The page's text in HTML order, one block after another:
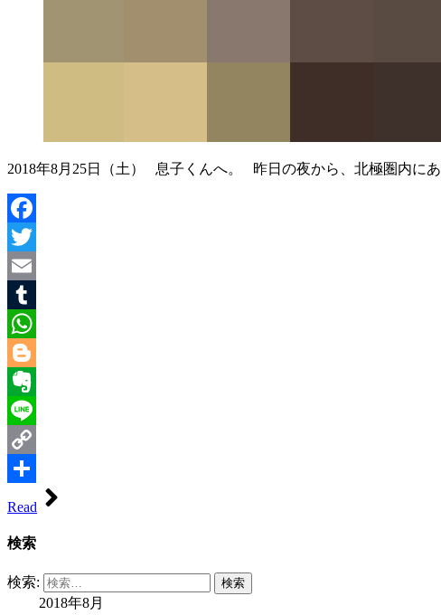
2018年8月25日（土） 息子くんへ。 昨日の夜から、北極圏内
Facebook
Twitter
Email
Tumblr
WhatsApp
Blogger
Evernote
Line
Copy
Read
検索
検索:
2018年8月